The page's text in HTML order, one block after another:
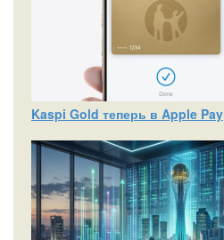
Kaspi Gold теперь в Apple Pay